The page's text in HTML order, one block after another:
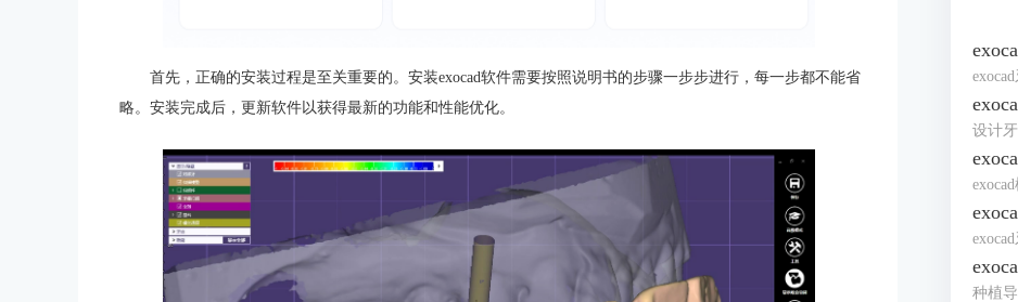
首先，正确的安装过程是至关重要的。安装exocad软件需要按照说明书的步骤一步步进行，每一步都不能省
略。安装完成后，更新软件以获得最新的功能和性能优化。